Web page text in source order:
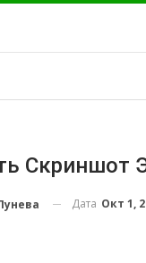
Скриншот
Дата Окт 1,